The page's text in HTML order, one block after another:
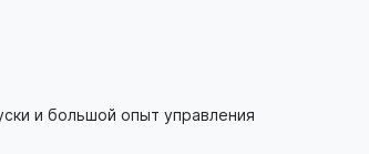
и большой опыт управления